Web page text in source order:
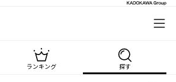
コミ
ランキング 探す